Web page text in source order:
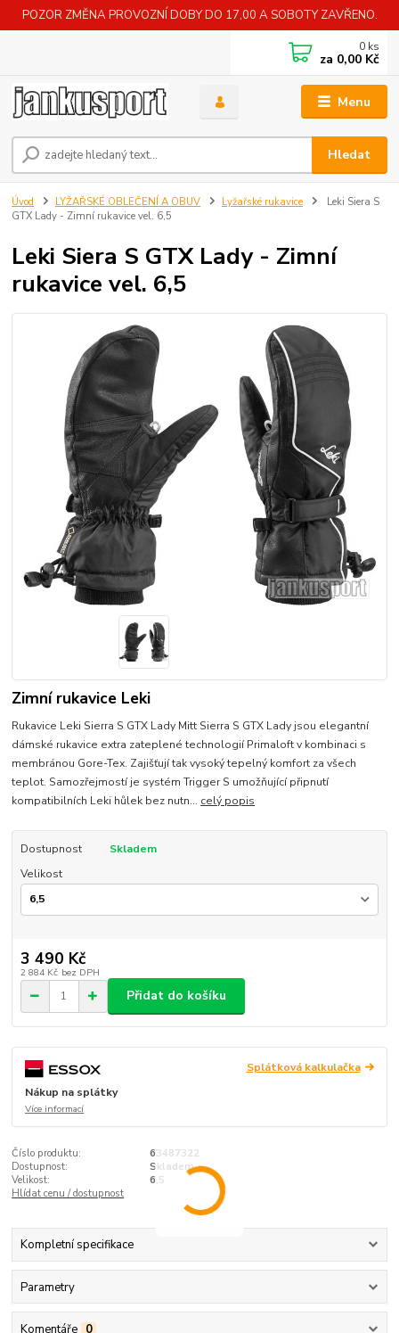
POZOR ZMĚNA PROVOZNÍ DOBY DO 17,00 A SOBOTY ZAVŘENO.
Menu
Hledat
0 ks
za 0,00 Kč
Úvod LYŽAŘSKÉ OBLEČENÍ A OBUV Lyžařské rukavice
Leki Siera S
GTX Lady - Zimní rukavice vel. 6,5
Leki Siera S GTX Lady - Zimní
rukavice vel. 6,5
Zimní rukavice Leki
Rukavice Leki Sierra S GTX Lady Mitt Sierra S GTX Lady jsou elegantní
dámské rukavice extra zateplené technologií Primaloft v kombinaci s
membránou Gore-Tex. Zajišťují tak vysoký tepelný komfort za všech
teplot. Samozřejmostí je systém Trigger S umožňující připnutí
kompatibilních Leki hůlek bez nutn... celý popis
Dostupnost
Skladem
Velikost
3 490 Kč
2 884 Kč bez DPH
Přidat do košíku
Splátková kalkulačka
Nákup na splátky
Více informací
Číslo produktu:
63487322
Dostupnost:
Skladem
Velikost:
6,5
Hlídat cenu / dostupnost
Kompletní specifikace
Parametry
Komentáře 0